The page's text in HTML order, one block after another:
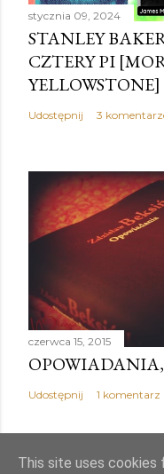
stycznia 09, 2024
STANLEY
CZTERY PI
YELLOWSTONE]
Udostępnij 3
czerwca 15, 2015
Udostępnij 1 komentarz
This site uses cookies